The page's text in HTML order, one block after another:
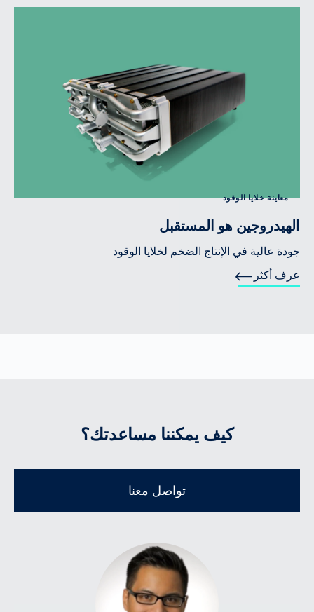
معاينة خلايا الوقود
الهيدروجين هو المستقبل
جودة عالية في الإنتاج الضخم لخلايا الوقود
عرف أكثر
كيف يمكننا مساعدتك؟
تواصل معنا